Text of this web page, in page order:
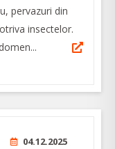
pervazuri din
insectelor.
04.12.2025